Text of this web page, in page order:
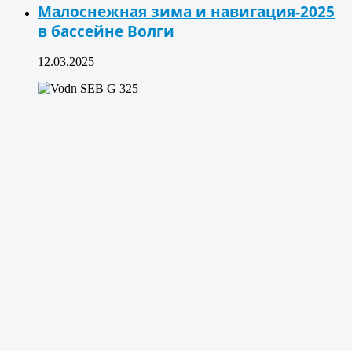
Малоснежная зима и навигация-2025
в бассейне Волги
12.03.2025